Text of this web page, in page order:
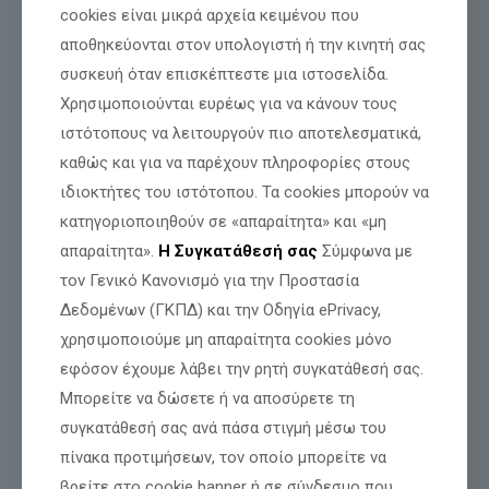
ενώ ολοένα περισσότερες συναλλαγές πραγματοποιούνται
αποκλειστικά
ψηφιακών πλατφορμών,
χωρίς
εναλλακτική για όσους δεν διαθέτουν τις απαραίτητες
ψηφιακές δεξιότητες.
Ιδιαίτερη αναφορά γίνεται στην πλατφόρμα «ΕΡΓΑΝΗ»,
βασικές διαδικασίες διεκπεραιώνονταιαποκλειστικά
ηλεκτρονικά, ενώ, σύμφωνα με την ερώτηση, η τηλεφωνική
υποστήριξη παραμένει ανεπαρκής. Αντίστοιχα προβλήματα
εντοπίζονται στις
φορολογικές υποχρεώσεις
, στις
τραπεζικές συναλλαγέςκαι ακόμη στην πρόσβαση σε
πολιτιστικές εκδηλώσεις.
Χιλιάδες ηλικιωμένοι συμπολίτες μας αισθάνονται πλέον ξένοι
μέσα στο ίδιο τους το κράτος. Για να πληρώσουν μια εισφορά, να
εξυπηρετηθούν από μια δημόσια υπηρεσία ή ακόμη και να
αναγκασμένοι να ζητούν τη βοήθεια παιδιών, συγγενών ή ακόμη
και αγνώστων.Η αξιοπρέπειά τους καταρρακώνεται και η
τονίζει ο Νίκος Παπαδόπουλος.
cookies είναι μικρά αρχεία κειμένου που
αποθηκεύονται στον υπολογιστή ή την κινητή σας
συσκευή όταν επισκέπτεστε μια ιστοσελίδα.
Χρησιμοποιούνται ευρέως για να κάνουν τους
ιστότοπους να λειτουργούν πιο αποτελεσματικά,
καθώς και για να παρέχουν πληροφορίες στους
ιδιοκτήτες του ιστότοπου. Τα cookies μπορούν να
κατηγοριοποιηθούν σε «απαραίτητα» και «μη
απαραίτητα». Η Συγκατάθεσή σας Σύμφωνα με
τον Γενικό Κανονισμό για την Προστασία
Δεδομένων (ΓΚΠΔ) και την Οδηγία ePrivacy,
χρησιμοποιούμε μη απαραίτητα cookies μόνο
εφόσον έχουμε λάβει την ρητή συγκατάθεσή σας.
Μπορείτε να δώσετε ή να αποσύρετε τη
συγκατάθεσή σας ανά πάσα στιγμή μέσω του
πίνακα προτιμήσεων, τον οποίο μπορείτε να